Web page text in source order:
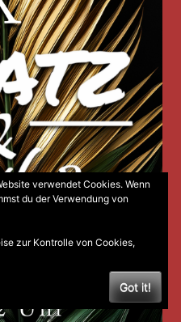
verwendet Cookies. Wenn
du der Verwendung von
zur Kontrolle von Cookies,